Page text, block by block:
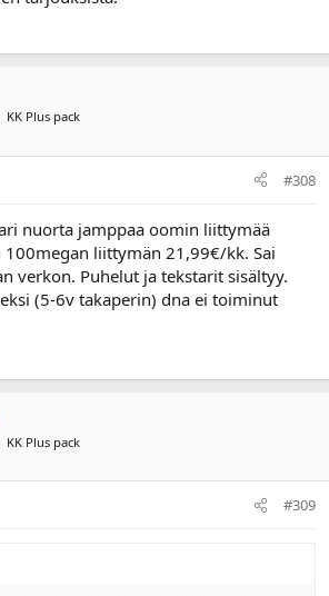
KK Plus pack
#308
nuorta jamppaa oomin liittymää
100megan liittymän 21,99€/kk. Sai
verkon. Puhelut ja tekstarit sisältyy.
(5-6v takaperin) dna ei toiminut
KK Plus pack
#309